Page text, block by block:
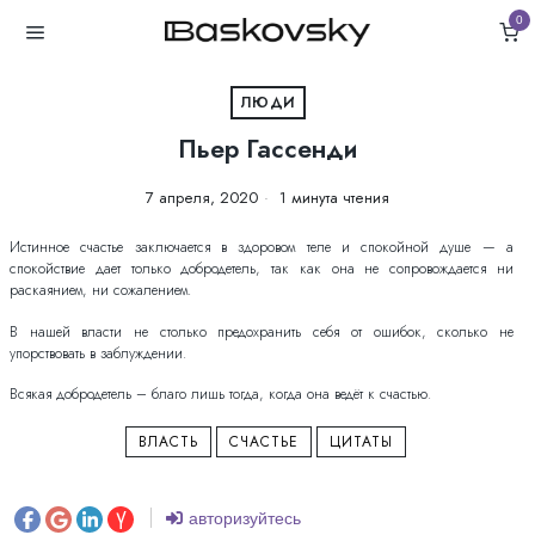
0
ЛЮДИ
Пьер Гассенди
7 апреля, 2020 1 минута чтения
Истинное счастье заключается в здоровом теле и спокойной душе — а
спокойствие дает только добродетель, так как она не сопровождается ни
раскаянием, ни сожалением.
В нашей власти не столько предохранить себя от ошибок, сколько не
упорствовать в заблуждении.
Всякая добродетель – благо лишь тогда, когда она ведёт к счастью.
ВЛАСТЬ СЧАСТЬЕ ЦИТАТЫ
авторизуйтесь